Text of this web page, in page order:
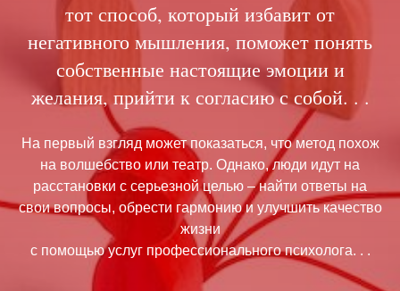
тот способ, который избавит от
негативного мышления, поможет понять
собственные настоящие эмоции и
желания, прийти к согласию с собой. . .
На первый взгляд может показаться, что метод похож
на волшебство или театр. Однако, люди идут на
расстановки с серьезной целью – найти ответы на
свои вопросы, обрести гармонию и улучшить качество
жизни
с помощью услуг профессионального психолога. . .